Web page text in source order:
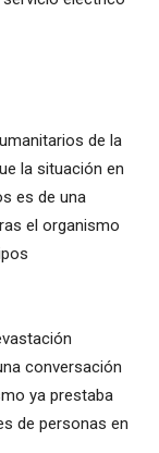
de la
la situación en
es de una
el organismo
conversación
ya prestaba
de personas en